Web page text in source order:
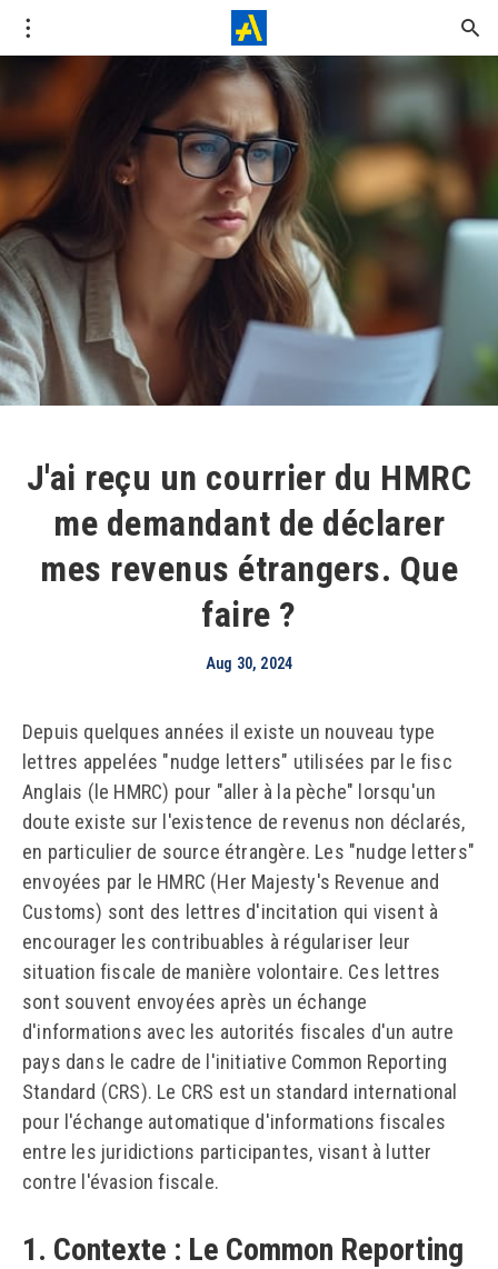
J'ai reçu un courrier du HMRC
me demandant de déclarer
mes revenus étrangers. Que
faire ?
Aug 30, 2024
Depuis quelques années il existe un nouveau type
lettres appelées "nudge letters" utilisées par le fisc
Anglais (le HMRC) pour "aller à la pèche" lorsqu'un
doute existe sur l'existence de revenus non déclarés,
en particulier de source étrangère. Les "nudge letters"
envoyées par le HMRC (Her Majesty's Revenue and
Customs) sont des lettres d'incitation qui visent à
encourager les contribuables à régulariser leur
situation fiscale de manière volontaire. Ces lettres
sont souvent envoyées après un échange
d'informations avec les autorités fiscales d'un autre
pays dans le cadre de l'initiative Common Reporting
Standard (CRS). Le CRS est un standard international
pour l'échange automatique d'informations fiscales
entre les juridictions participantes, visant à lutter
contre l'évasion fiscale.
1. Contexte : Le Common Reporting